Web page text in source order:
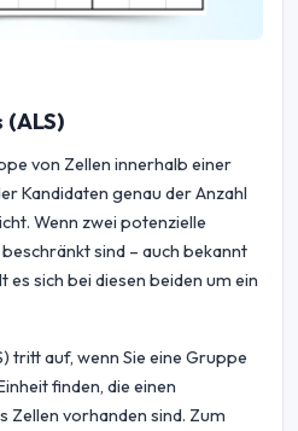
von Zellen innerhalb einer
Kandidaten genau der Anzahl
Wenn zwei potenzielle
sind – auch bekannt
es sich bei diesen beiden um ein
tritt auf, wenn Sie eine Gruppe
finden, die einen
Zellen vorhanden sind. Zum